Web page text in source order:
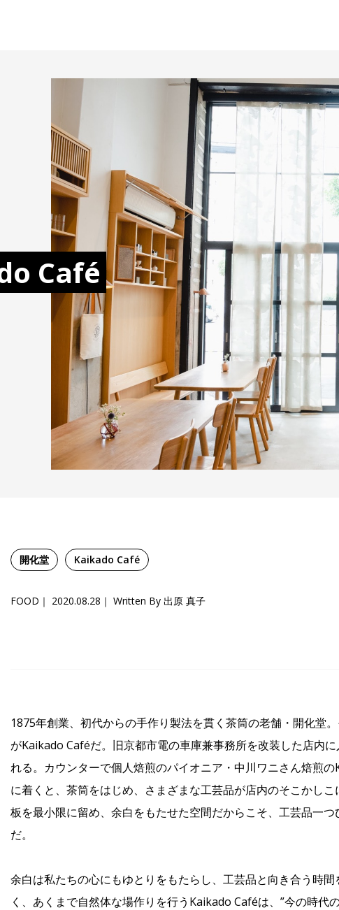
Café
開化堂 Kaikado Café
FOOD 2020.08.28 Written By 出原 真子
1875年創業、初代からの手作り製法を貫く茶筒の老舗・開化堂
がKaikado Caféだ。旧京都市電の車庫兼事務所を改装した店内
れる。カウンターで個人焙煎のパイオニア・中川ワニさん焙煎
に着くと、茶筒をはじめ、さまざまな工芸品が店内のそこかし
板を最小限に留め、余白をもたせた空間だからこそ、工芸品一
だ。
余白は私たちの心にもゆとりをもたらし、工芸品と向き合う時
く、あくまで自然体な場作りを行うKaikado Caféは、”今の時代